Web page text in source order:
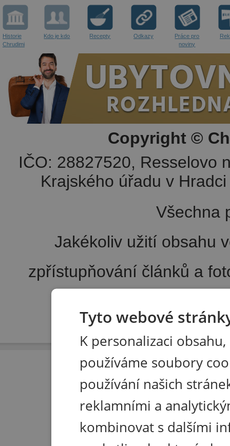
Historie
Chrudimi
Kdo je kdo Recepty Odkazy
Práce pro
noviny
Copyright ©
IČO: 28827520, Resselovo
Krajského úřadu v
Všechna
Jakékoliv užití obsahu
zpřístupňování článků a
Pořádání kongresů| Wellness hotel u Seče| Tisk
Tyto webové
K personalizaci
používáme soubory
používání našich
reklamními a
kombinovat s dalšími